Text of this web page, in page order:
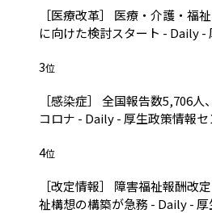
［医療改革］ 医療・介護・福
に向けた検討スタート - Daily -
3位
［感染症］ 全国報告数5,706
コロナ - Daily - 厚生政策情報セ
4位
［改定情報］ 障害福祉報酬改
祉構想の構築が急務 - Daily -